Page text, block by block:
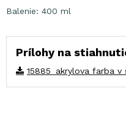
Prílohy na
15885_akrylova farba
Balenie: 400 ml